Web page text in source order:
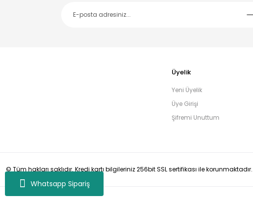
Whatsapp Sipariş
Üyelik
Yeni Üyelik
Üye Girişi
Şifremi Unuttum
© Tüm hakları saklıdır. Kredi kartı bilgileriniz 256bit SSL sertifikası ile korunmaktadır.